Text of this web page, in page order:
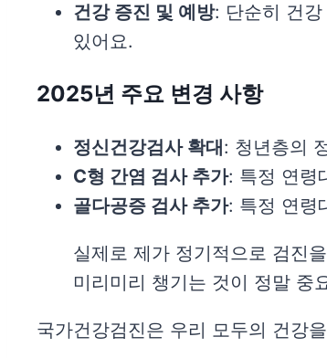
건강 증진 및 예방: 단순히 건
있어요.
2025년 주요 변경 사항
정신건강검사 확대 : 청년층의
C형 간염 검사 추가: 특정 연령
골다공증 검사 추가: 특정 연령
실제로 제가 정기적으로 검진
미리미리 챙기는 것이 정말 중
국가건강검진은 우리 모두의 건강